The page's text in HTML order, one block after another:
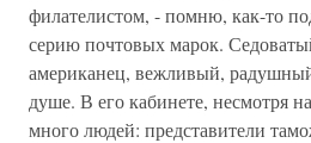
филателистом, - помню, как-то
серию почтовых марок.
американец, вежливый,
душе. В его кабинете, несмотря
много людей: представители